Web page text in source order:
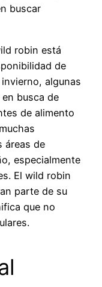
buscar
robin está
de
algunas
busca de
de alimento
áreas de
especialmente
El wild robin
parte de su
que no